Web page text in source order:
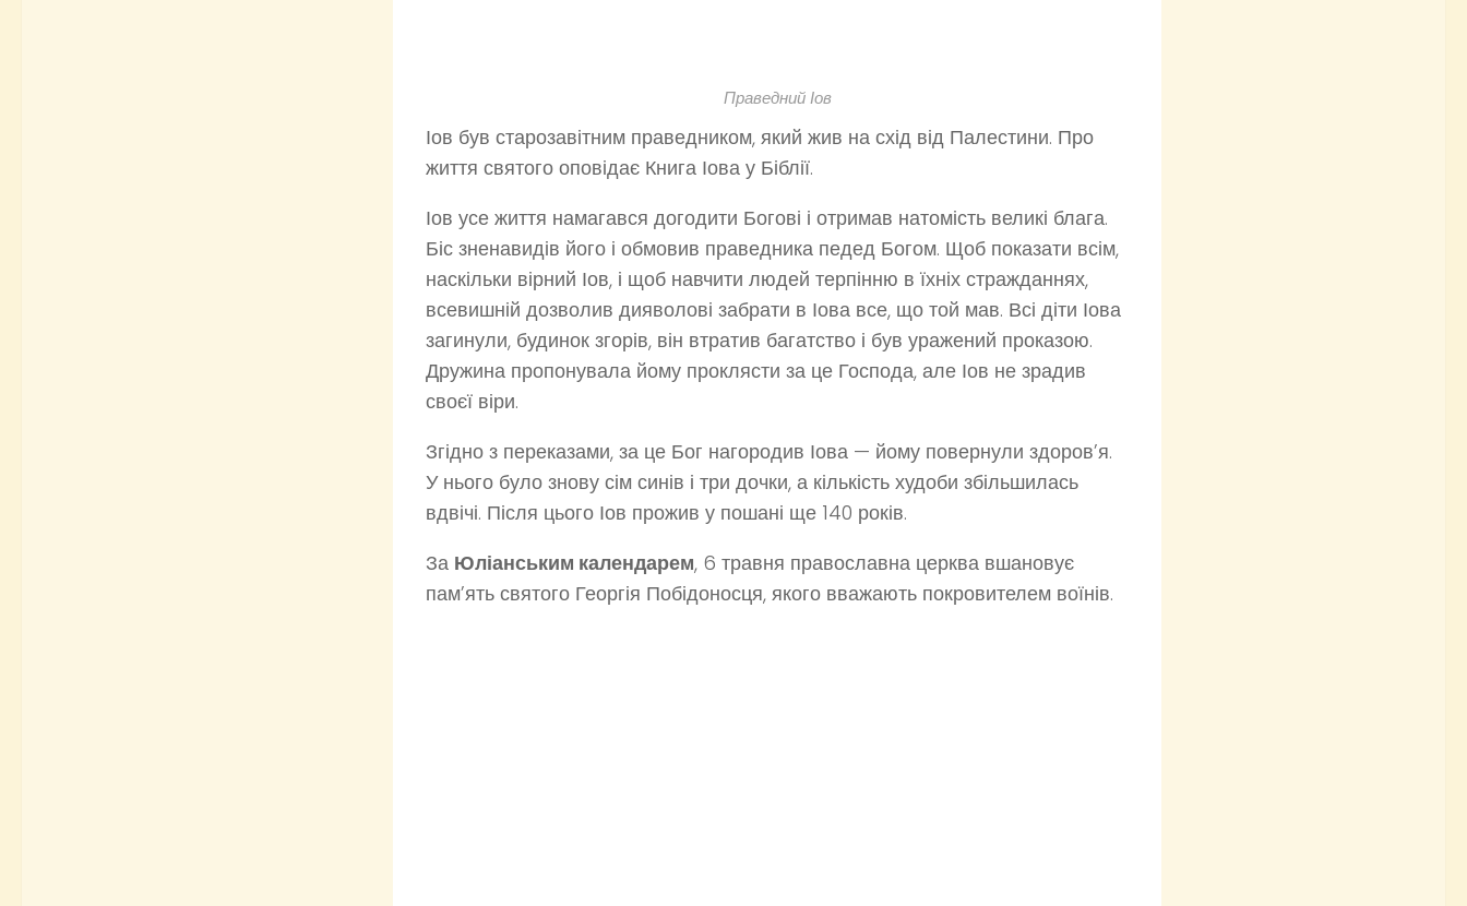
Праведний Іов
Іов був старозавітним праведником, який жив на схід від Палестини. Про
життя святого оповідає Книга Іова у Біблії.
Іов усе життя намагався догодити Богові і отримав натомість великі блага.
Біс зненавидів його і обмовив праведника педед Богом. Щоб показати всім,
наскільки вірний Іов, і щоб навчити людей терпінню в їхніх стражданнях,
всевишній дозволив дияволові забрати в Іова все, що той мав. Всі діти Іова
загинули, будинок згорів, він втратив багатство і був уражений проказою.
Дружина пропонувала йому проклясти за це Господа, але Іов не зрадив
своєї віри.
Згідно з переказами, за це Бог нагородив Іова — йому повернули здоров’я.
У нього було знову сім синів і три дочки, а кількість худоби збільшилась
вдвічі. Після цього Іов прожив у пошані ще 140 років.
За Юліанським календарем, 6 травня православна церква вшановує
пам’ять святого Георгія Побідоносця, якого вважають покровителем воїнів.